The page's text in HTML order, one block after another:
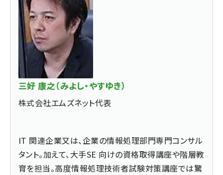
三好 康之（みよし・やすゆき）
株式会社エムズネット代表
IT 関連企業又は、企業の情報処理部門専門コンサル
タント。加えて、大手SE 向けの資格取得講座や階層教
育を担当。高度情報処理技術者試験対策講座では驚